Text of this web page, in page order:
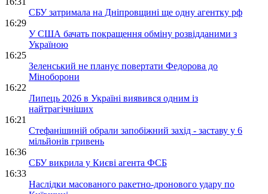
СБУ затримала на Дніпровщині ще одну агентку рф
16:29
У США бачать покращення обміну розвідданими з
Україною
16:25
Зеленський не планує повертати Федорова до
Міноборони
16:22
Липець 2026 в Україні виявився одним із
найтрагічніших
16:21
Стефанішиній обрали запобіжний захід - заставу у 6
мільйонів гривень
16:36
СБУ викрила у Києві агента ФСБ
16:33
Наслідки масованого ракетно-дронового удару по